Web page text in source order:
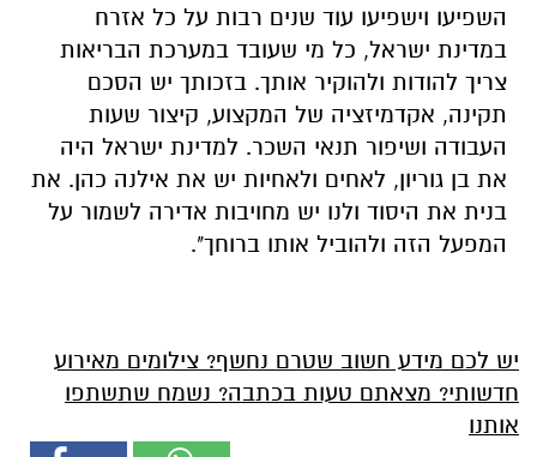
השפיעו וישפיעו עוד שנים רבות על כל אזרח
במדינת ישראל, כל מי שעובד במערכת הבריאות
צריך להודות ולהוקיר אותך. בזכותך יש הסכם
תקינה, אקדמיזציה של המקצוע, קיצור שעות
העבודה ושיפור תנאי השכר. למדינת ישראל היה
את בן גוריון, לאחים ולאחיות יש את אילנה כהן. את
בנית את היסוד ולנו יש מחויבות אדירה לשמור על
המפעל הזה ולהוביל אותו ברוחך".
יש לכם מידע חשוב שטרם נחשף? צילומים מאירוע
חדשותי? מצאתם טעות בכתבה? נשמח שתשתפו
אותנו